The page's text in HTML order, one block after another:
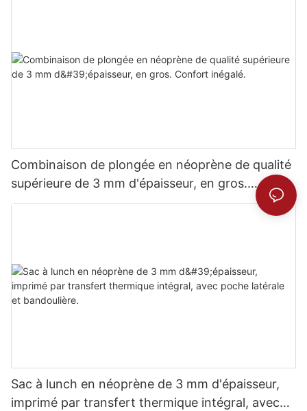
Combinaison de plongée en néoprène de qualité
supérieure de 3 mm d'épaisseur, en gros.
Confort inégalé.
Sac à lunch en néoprène de 3 mm d'épaisseur,
imprimé par transfert thermique intégral, avec